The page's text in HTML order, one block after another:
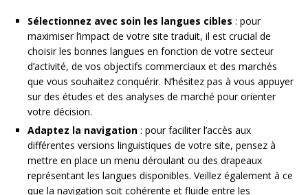
Sélectionnez avec soin les langues cibles : pour
maximiser l’impact de votre site traduit, il est crucial de
choisir les bonnes langues en fonction de votre secteur
d’activité, de vos objectifs commerciaux et des marchés
que vous souhaitez conquérir. N’hésitez pas à vous appuyer
sur des études et des analyses de marché pour orienter
votre décision.
Adaptez la navigation : pour faciliter l’accès aux
différentes versions linguistiques de votre site, pensez à
mettre en place un menu déroulant ou des drapeaux
représentant les langues disponibles. Veillez également à ce
que la navigation soit cohérente et fluide entre les